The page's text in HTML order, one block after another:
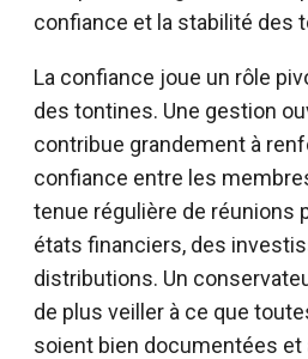
La confiance joue un rôle
des tontines. Une gestion
contribue grandement à
confiance entre les
tenue régulière de réunions
états financiers, des
distributions. Un
de plus veiller à ce que
soient bien documentées